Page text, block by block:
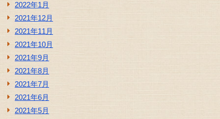
2022年1月
2021年12月
2021年11月
2021年10月
2021年9月
2021年8月
2021年7月
2021年6月
2021年5月